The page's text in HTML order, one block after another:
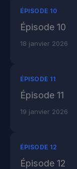
ÉPISODE 10
Épisode 10
18 janvier 2026
ÉPISODE 11
Épisode 11
19 janvier 2026
ÉPISODE 12
Épisode 12